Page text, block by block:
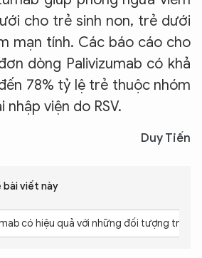
cho trẻ sinh non, trẻ dưới
mạn tính. Các báo cáo cho
dòng Palivizumab có khả
78% tỷ lệ trẻ thuộc nhóm
viện do RSV.
Duy Tiến
bài viết này
có hiệu quả với những đối tượng trẻ